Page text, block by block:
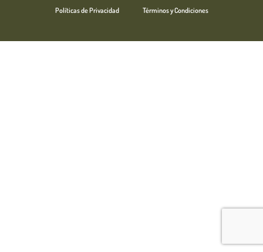
Políticas de Privacidad Términos y Condiciones